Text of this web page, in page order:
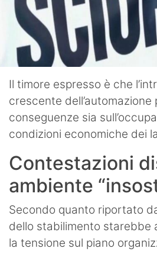
Il timore espresso è che
crescente dell’automazione
conseguenze sia
condizioni economiche dei
Contestazioni
ambiente
Secondo quanto riportato
dello stabilimento starebbe
la tensione sul piano